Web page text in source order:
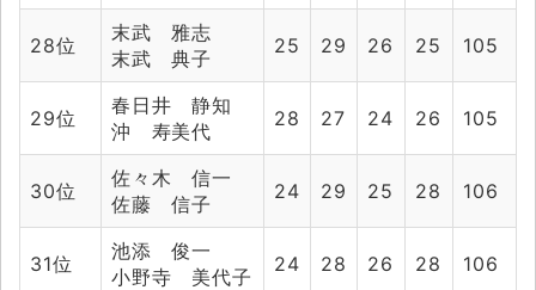
28位
末武 雅志
末武 典子
25 29 26 25 105
29位
春日井 静知
沖 寿美代
28 27 24 26 105
30位
佐々木 信一
佐藤 信子
24 29 25 28 106
31位
池添 俊一
小野寺 美代子
24 28 26 28 106